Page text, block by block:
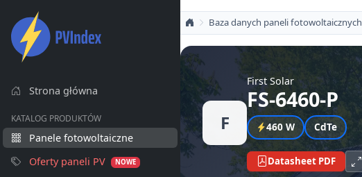
Strona główna
KATALOG PRODUKTÓW
Panele fotowoltaiczne
Oferty paneli PV
NOWE
Baza danych paneli fotowoltaicznych
F
First Solar
FS-6460-P
460 W CdTe
Datasheet PDF